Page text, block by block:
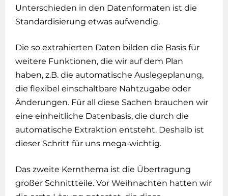
Unterschieden in den Datenformaten ist die
Standardisierung etwas aufwendig.
Die so extrahierten Daten bilden die Basis für
weitere Funktionen, die wir auf dem Plan
haben, z.B. die automatische Auslegeplanung,
die flexibel einschaltbare Nahtzugabe oder
Änderungen. Für all diese Sachen brauchen wir
eine einheitliche Datenbasis, die durch die
automatische Extraktion entsteht. Deshalb ist
dieser Schritt für uns mega-wichtig.
Das zweite Kernthema ist die Übertragung
großer Schnittteile. Vor Weihnachten hatten wir